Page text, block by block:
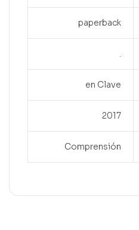
paperback
.
en Clave
2017
Comprensión